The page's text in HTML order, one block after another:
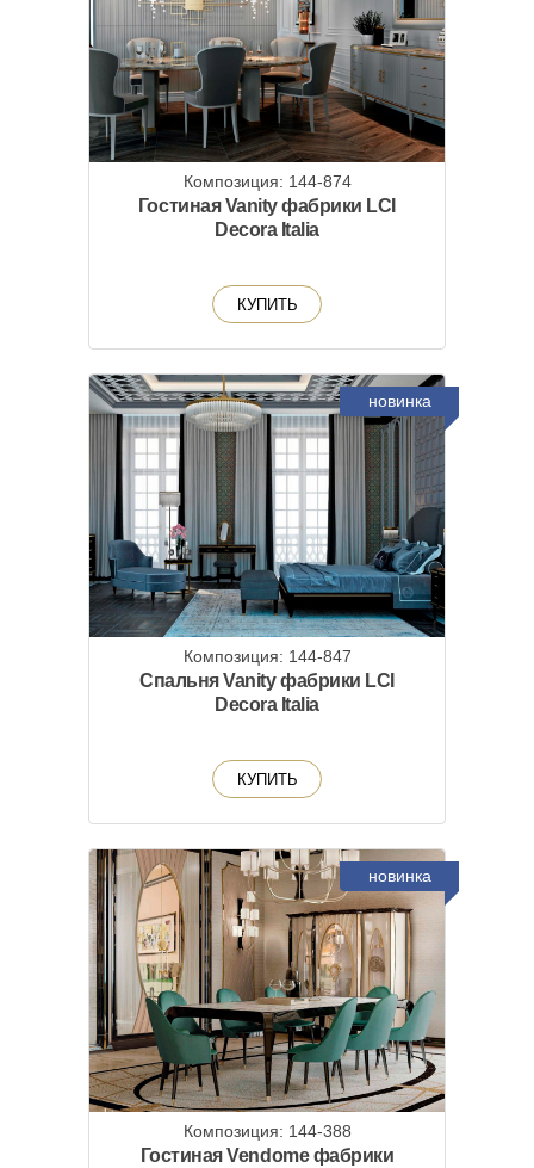
Композиция: 144-874
Гостиная Vanity фабрики LCI
Decora Italia
КУПИТЬ
новинка
Композиция: 144-847
Спальня Vanity фабрики LCI
Decora Italia
КУПИТЬ
новинка
Композиция: 144-388
Гостиная Vendome фабрики